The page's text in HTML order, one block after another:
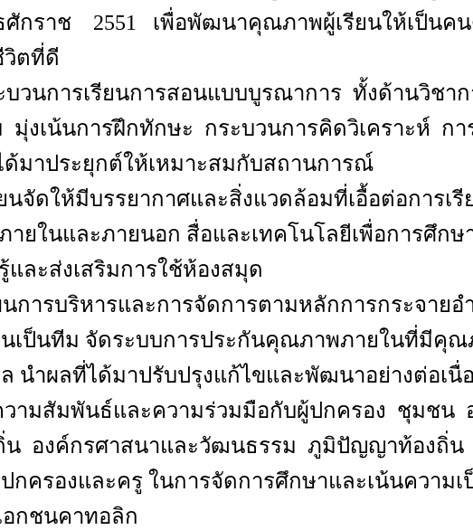
ศักราช 2551 เพื่อพัฒนาคุณภาพผู้เรียนให้เป็น
ตที่ดี
บวนการเรียนการสอนแบบบูรณาการ ทั้งด้านวิชา
มุ่งเน้นการฝึกทักษะ กระบวนการคิดวิเคราะห์ ก
ด้มาประยุกต์ให้เหมาะสมกับสถานการณ์
นจัดให้มีบรรยากาศและสิ่งแวดล้อมที่เอื้อต่อการเ
ายในและภายนอก สื่อและเทคโนโลยีเพื่อการศึก
และส่งเสริมการใช้ห้องสมุด
การบริหารและการจัดการตามหลักการกระจายอ
นเป็นทีม จัดระบบการประกันคุณภาพภายในที่มีคุ
นำผลที่ได้มาปรับปรุงแก้ไขและพัฒนาอย่างต่อเนื่
วามสัมพันธ์และความร่วมมือกับผู้ปกครอง ชุมชน
น องค์กรศาสนาและวัฒนธรรม ภูมิปัญญาท้องถิ่น
กครองและครู ในการจัดการศึกษาและเน้นความ
อกชนคาทอลิก